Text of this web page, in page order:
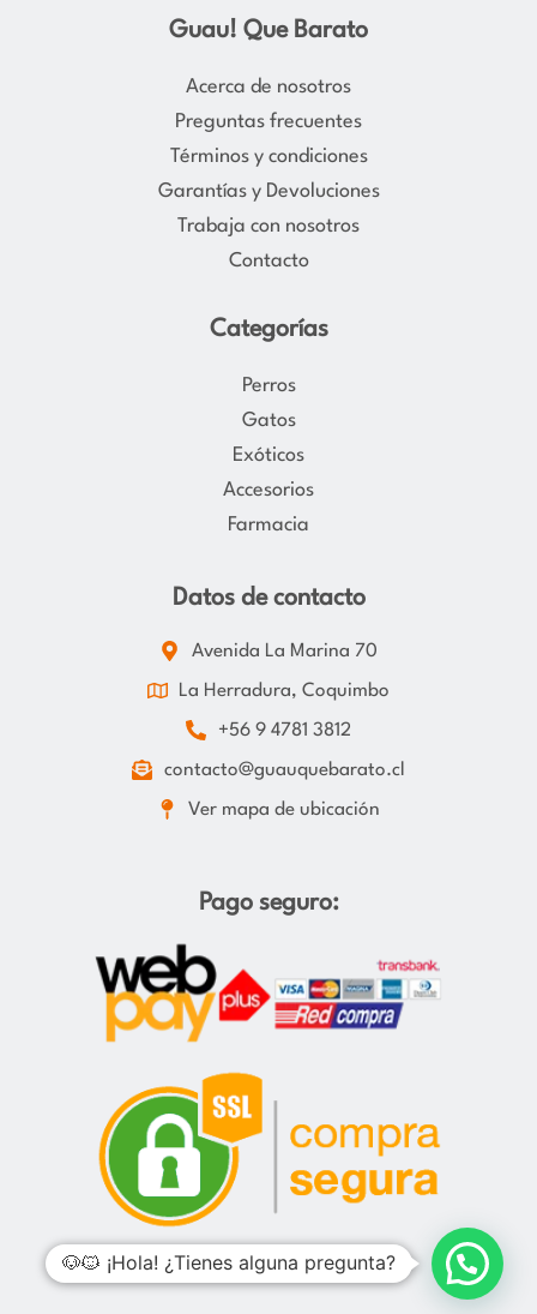
s
t
a
r
a
m
c
e
b
o
k
Guau! Que Barato
Acerca de nosotros
Preguntas frecuentes
Términos y condiciones
Garantías y Devoluciones
Trabaja con nosotros
Contacto
Categorías
Perros
Gatos
Exóticos
Accesorios
Farmacia
Datos de contacto
Avenida La Marina 70
La Herradura, Coquimbo
+56 9 4781 3812
contacto@guauquebarato.cl
Ver mapa de ubicación
Pago seguro:
🐶🐱 ¡Hola! ¿Tienes alguna pregunta?